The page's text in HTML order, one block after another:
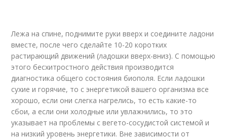
Лежа на спине, поднимите руки вверх и соедините ладони
вместе, после чего сделайте 10-20 коротких
растирающий движений (ладошки вверх-вниз). С помощью
этого бесхитростного действия производится
диагностика общего состояния биополя. Если ладошки
сухие и горячие, то с энергетикой вашего организма все
хорошо, если они слегка нагрелись, то есть какие-то
сбои, а если они холодные или увлажнились, то это
указывает на проблемы с вегето-сосудистой системой и
на низкий уровень энергетики. Вне зависимости от